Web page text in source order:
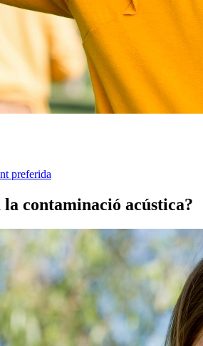
preferida
la contaminació acústica?